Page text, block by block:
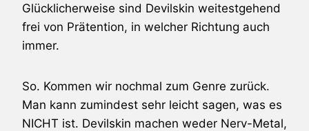
Glücklicherweise sind Devilskin weitestgehend
frei von Prätention, in welcher Richtung auch
immer.
So. Kommen wir nochmal zum Genre zurück.
Man kann zumindest sehr leicht sagen, was es
NICHT ist. Devilskin machen weder Nerv-Metal,